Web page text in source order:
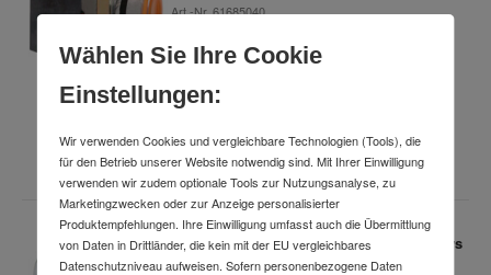
Art.-Nr.61685040
inkl. MwSt.
Schneider Electric Leuchtdrucktaster fl, ws
LED-Modul ZB4BW313
Wählen Sie Ihre Cookie
Einstellungen:
Wir verwenden Cookies und vergleichbare Technologien (Tools), die
für den Betrieb unserer Website notwendig sind. Mit Ihrer Einwilligung
verwenden wir zudem optionale Tools zur Nutzungsanalyse, zu
Marketingzwecken oder zur Anzeige personalisierter
Produktempfehlungen. Ihre Einwilligung umfasst auch die Übermittlung
von Daten in Drittländer, die kein mit der EU vergleichbares
Datenschutzniveau aufweisen. Sofern personenbezogene Daten